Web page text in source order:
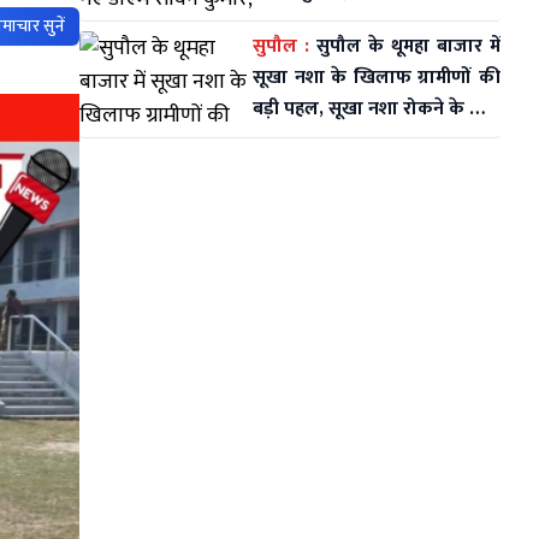
सुनें
लोगों का दर्द सुने
सुपौल : सुपौल के थूमहा बाजार में
सूखा नशा के खिलाफ ग्रामीणों की
बड़ी पहल, सूखा नशा रोकने के लिए
बड़ी बैठक कर चलाया अभियान